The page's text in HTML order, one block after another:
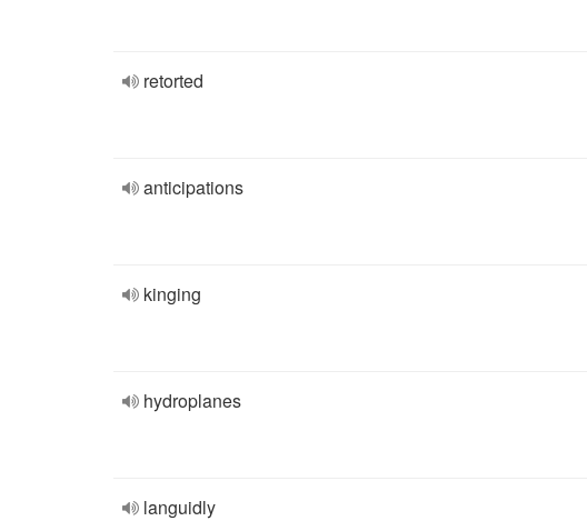
retorted
anticipations
kinging
hydroplanes
languidly